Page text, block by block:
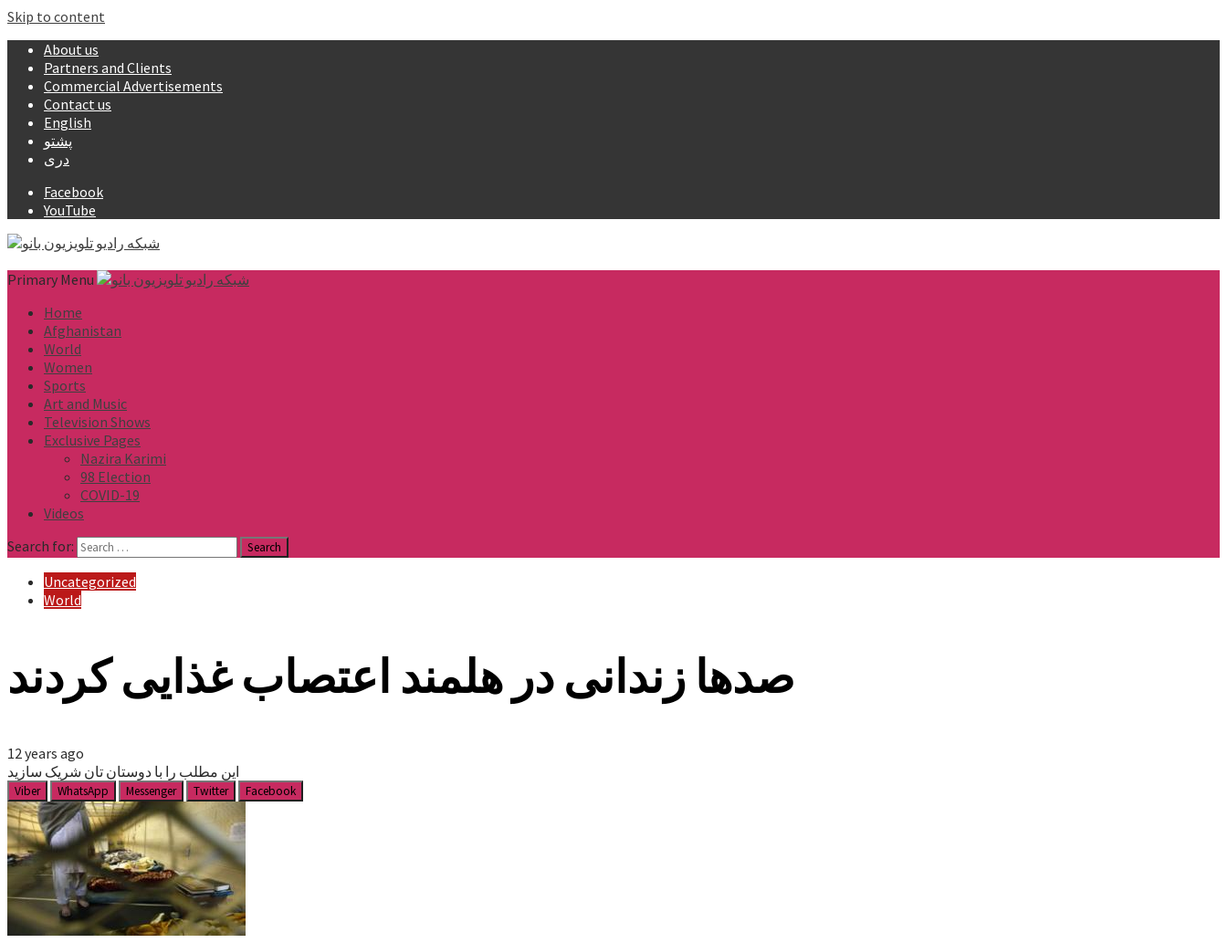
Skip to content
About us
Partners and Clients
Commercial Advertisements
Contact us
English
پشتو
دری
Facebook
YouTube
Primary Menu
Home
Afghanistan
World
Women
Sports
Art and Music
Television Shows
Exclusive Pages
Nazira Karimi
98 Election
COVID-19
Videos
Search for:
Uncategorized
World
صدها زندانی در هلمند اعتصاب غذایی کردند
12 years ago
این مطلب را با دوستان تان شریک سازید
Viber WhatsApp Messenger Twitter Facebook